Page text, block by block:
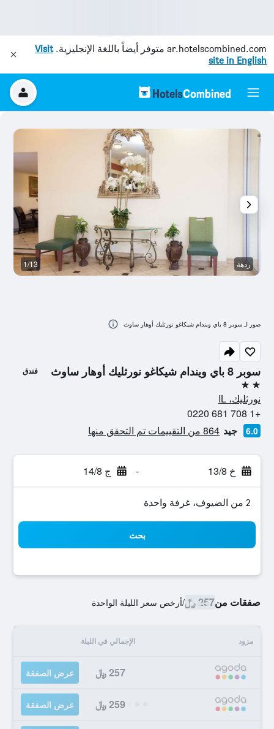
ar.hotelscombined.com متوفر أيضاً باللغة الإنجليزية.Visit
site in English
سوبر 8 باي ويندام شيكاغو نورثليك أوهار ساوث فندق
2 نجمتين
نورثليك، IL
+1 708 681 0220
6.0 جيد 864 من التقييمات تم التحقق منها
خ 13/8 - ج 14/8
2 من الضيوف، غرفة واحدة
بحث
صفقات من257 ﷼ /أرخص سعر الليلة الواحدة
مزود الإجمالي في الليلة
257 ﷼ عرض الصفقة
259 ﷼ عرض الصفقة
ردهة 1/13
صور لـ سوبر 8 باي ويندام شيكاغو نورثليك أوهار ساوث